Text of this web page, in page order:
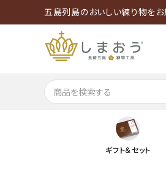
五島列島のおいしい練り物をお
ギフト＆セット